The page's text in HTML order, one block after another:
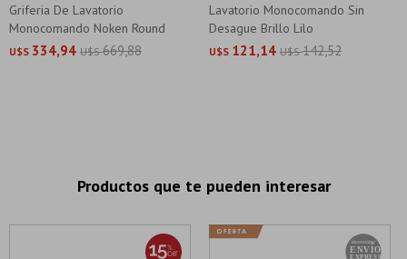
Griferia De Lavatorio
Monocomando Noken Round
Cromo
U$S 334,94 U$S 669,88
Lavatorio Monocomando Sin
Desague Brillo Lilo
U$S 121,14 U$S 142,52
Productos que te pueden interesar